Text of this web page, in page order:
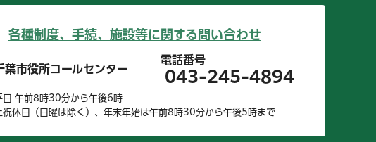
各種制度、手続、施設等に関する問い合わせ
葉市役所コールセンター
電話番号
043-245-4894
日 午前8時30分から午後6時
祝休日（日曜は除く）、年末年始は午前8時30分から午後5時まで